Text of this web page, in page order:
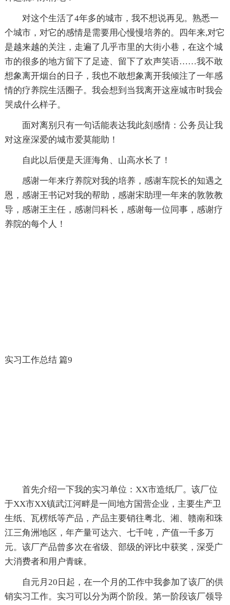
对这个生活了4年多的城市，我不想说再见。熟悉一
个城市，对它的感情是需要用心慢慢培养的。四年来,对它
是越来越的关注，走遍了几乎市里的大街小巷，在这个城
市的很多的地方留下了足迹、留下了欢声笑语……我不敢
想象离开烟台的日子，我也不敢想象离开我倾注了一年感
情的疗养院生活圈子。我会想到当我离开这座城市时我会
哭成什么样子。
面对离别只有一句话能表达我此刻感情：公务员让我
对这座深爱的城市爱莫能助！
自此以后便是天涯海角、山高水长了！
感谢一年来疗养院对我的培养，感谢车院长的知遇之
恩，感谢王书记对我的帮助，感谢宋助理一年来的敦敦教
导，感谢王主任，感谢闫科长，感谢每一位同事，感谢疗
养院的每个人！
实习工作总结 篇9
首先介绍一下我的实习单位：XX市造纸厂。该厂位
于XX市XX镇武江河畔是一间地方国营企业，主要生产卫
生纸、瓦楞纸等产品，产品主要销往粤北、湘、赣南和珠
江三角洲地区，年产量可达六、七千吨，产值一千多万
元。该厂产品曾多次在省级、部级的评比中获奖，深受广
大消费者和用户青睐。
自元月20日起，在一个月的工作中我参加了该厂的供
销实习工作。实习可以分为两个阶段。第一阶段该厂领导